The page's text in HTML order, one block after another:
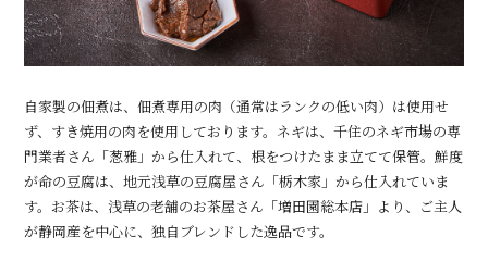
自家製の佃煮は、佃煮専用の肉（通常はランクの低い肉）は使用せ
ず、すき焼用の肉を使用しております。ネギは、千住のネギ市場の専
門業者さん「葱雅」から仕入れて、根をつけたまま立てて保管。鮮度
が命の豆腐は、地元浅草の豆腐屋さん「栃木家」から仕入れていま
す。お茶は、浅草の老舗のお茶屋さん「増田園総本店」より、ご主人
が静岡産を中心に、独自ブレンドした逸品です。